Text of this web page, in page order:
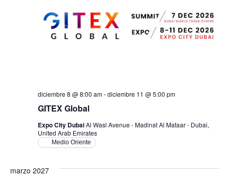
GITEX Global
diciembre 8 @ 8:00 am-diciembre 11 @ 5:00 pm
Expo City DubaiAl Wasl Avenue - Madinat Al Mataar - Dubai,
United Arab Emirates
Medio Oriente
marzo 2027